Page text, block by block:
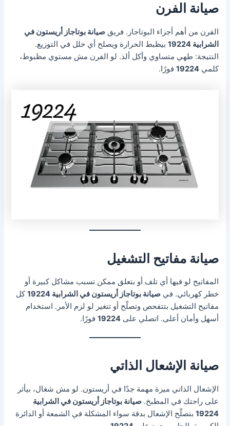
صيانة الفرن
الفرن من أهم أجزاء البوتاجاز. فريقصيانة بوتاجاز أريستون في
الشرابية 19224
بيظبط الحرارة ويصلح أي خلل في التوزيع.
النتيجة: طهي متساوي وأكل ألذ. لو الفرن مش مستوي مظبوط،
كلمي19224 فورًا.
صيانة مفاتيح التشغيل
المفاتيح لو فيها أي تلف أو بتعلق ممكن تسبب مشاكل كبيرة أو
خطر كهربائي. فيصيانة بوتاجاز أريستون في الشرابية 19224
كل
مفاتيح التشغيل بتتفحص وتصلّح أو تتغير لو لزم الأمر. استخدام
أسهل وأمان أعلى. اتصلي على19224 فورًا.
صيانة الإشعال الذاتي
الإشعال الذاتي ميزة مهمة جدًا في أريستون. لو مش شغال، بيأثر
على راحتك في المطبخ.صيانة بوتاجاز أريستون في الشرابية
19224 بتصلّح الإشعال بدقة سواء المشكلة في الشمعة أو الدائرة